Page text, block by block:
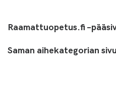
Raamattuopetus.fi
Saman aihekategorian